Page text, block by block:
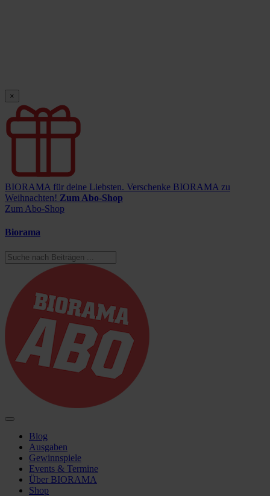
×
BIORAMA für deine Liebsten. Verschenke BIORAMA zu
Weihnachten! Zum Abo-Shop
Zum Abo-Shop
Biorama
Blog
Ausgaben
Gewinnspiele
Events & Termine
Über BIORAMA
Shop